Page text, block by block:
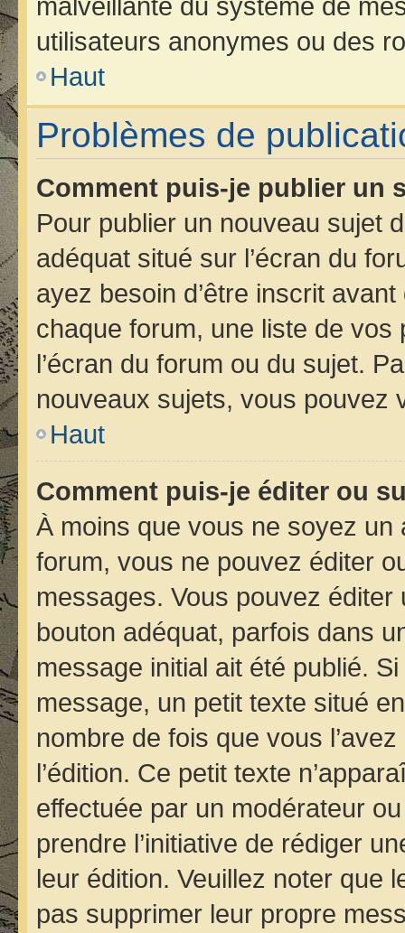
utilisateurs anonymes ou des
Haut
Problèmes de
Comment puis-je publier un
Pour publier un nouveau sujet
adéquat situé sur l’écran du
ayez besoin d’être inscrit
chaque forum, une liste de
l’écran du forum ou du sujet.
nouveaux sujets, vous pouvez
Haut
Comment puis-je éditer ou
À moins que vous ne soyez
forum, vous ne pouvez éditer
messages. Vous pouvez
bouton adéquat, parfois dans
message initial ait été publié.
message, un petit texte situé
nombre de fois que vous
l’édition. Ce petit texte
effectuée par un modérateur
prendre l’initiative de rédiger
leur édition. Veuillez noter que
pas supprimer leur propre